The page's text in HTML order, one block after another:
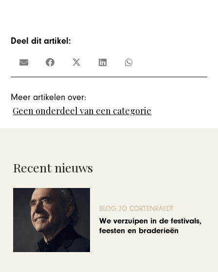
Deel dit artikel:
Meer artikelen over:
Geen onderdeel van een categorie
Recent nieuws
BLOG JO CORTENRAEDT
We verzuipen in de festivals,
feesten en braderieën